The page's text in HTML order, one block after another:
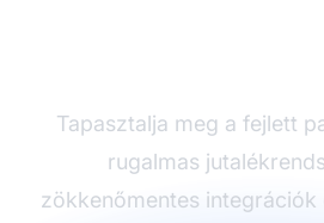
Tapasztalja meg a fejlett
rugalmas
zökkenőmentes integrációk